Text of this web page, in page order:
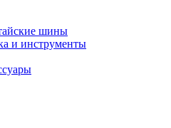
шины
и инструменты